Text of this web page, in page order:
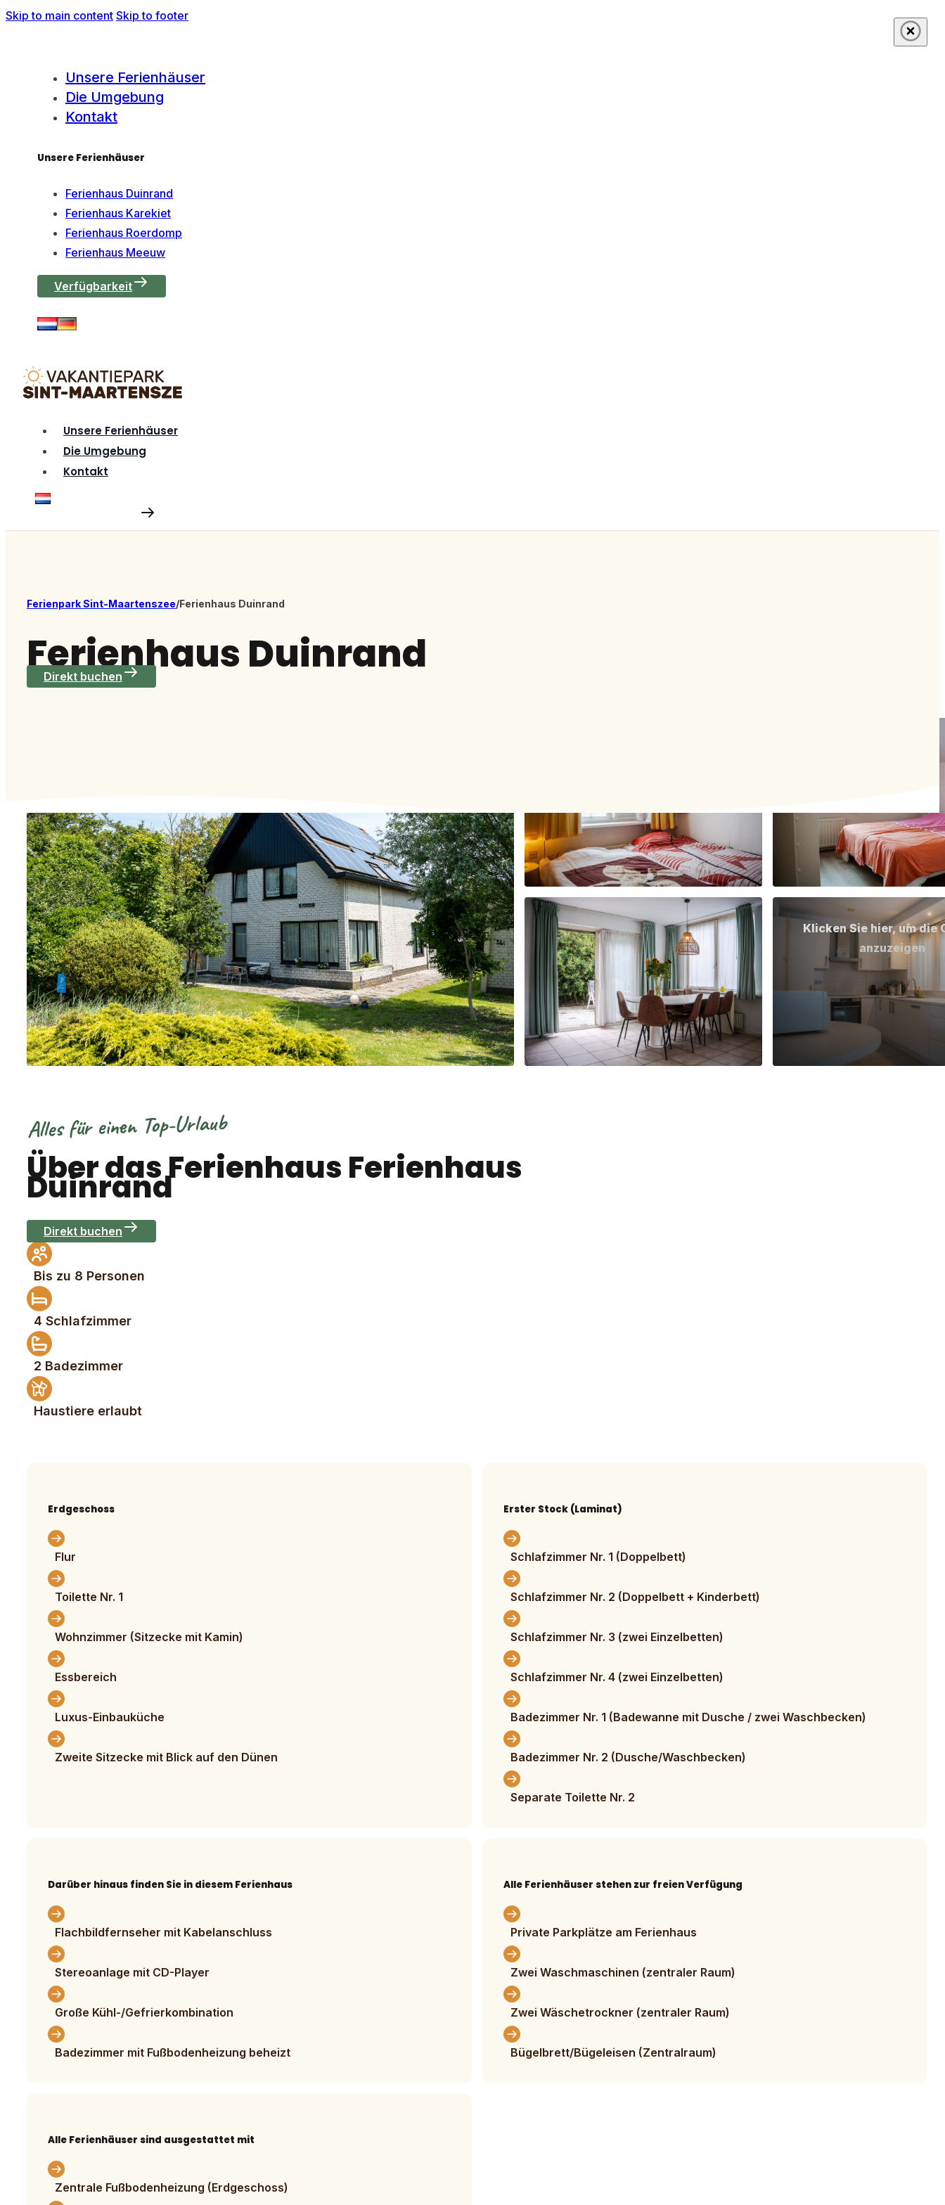
Skip to main content Skip to footer
Unsere Ferienhäuser
Die Umgebung
Kontakt
Unsere Ferienhäuser
Ferienhaus Duinrand
Ferienhaus Karekiet
Ferienhaus Roerdomp
Ferienhaus Meeuw
Verfügbarkeit
Unsere Ferienhäuser
Die Umgebung
Kontakt
Ferienpark Sint-Maartenszee/Ferienhaus Duinrand
Ferienhaus Duinrand
Direkt buchen
Klicken Sie hier, um die
anzuzeigen
Alles für einen Top-Urlaub
Über das Ferienhaus Ferienhaus
Duinrand
Direkt buchen
Bis zu 8 Personen
4 Schlafzimmer
2 Badezimmer
Haustiere erlaubt
Erdgeschoss
Flur
Toilette Nr. 1
Wohnzimmer (Sitzecke mit Kamin)
Essbereich
Luxus-Einbauküche
Zweite Sitzecke mit Blick auf den Dünen
Erster Stock (Laminat)
Schlafzimmer Nr. 1 (Doppelbett)
Schlafzimmer Nr. 2 (Doppelbett + Kinderbett)
Schlafzimmer Nr. 3 (zwei Einzelbetten)
Schlafzimmer Nr. 4 (zwei Einzelbetten)
Badezimmer Nr. 1 (Badewanne mit Dusche / zwei Waschbecken)
Badezimmer Nr. 2 (Dusche/Waschbecken)
Separate Toilette Nr. 2
Darüber hinaus finden Sie in diesem Ferienhaus
Flachbildfernseher mit Kabelanschluss
Stereoanlage mit CD-Player
Große Kühl-/Gefrierkombination
Badezimmer mit Fußbodenheizung beheizt
Alle Ferienhäuser stehen zur freien Verfügung
Private Parkplätze am Ferienhaus
Zwei Waschmaschinen (zentraler Raum)
Zwei Wäschetrockner (zentraler Raum)
Bügelbrett/Bügeleisen (Zentralraum)
Alle Ferienhäuser sind ausgestattet mit
Zentrale Fußbodenheizung (Erdgeschoss)